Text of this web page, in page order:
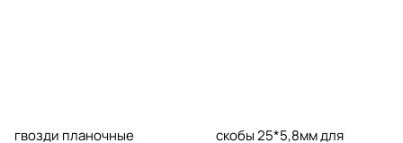
гвозди планочные
скобы 25*5,8мм для